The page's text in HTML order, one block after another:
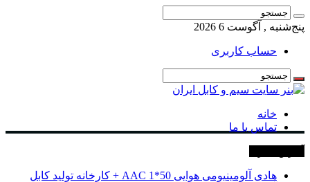
پنج‌شنبه , آگوست 6 2026
حساب کاربری
خانه
تماس با ما
هادی آلومینیومی هوایی 50*1 AAC + کارخانه تولید کابل